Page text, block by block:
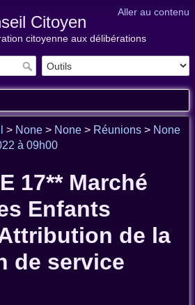
Aller au contenu
Citoyen
citoyenne aux délibérations
> None > None > Réunions > None
à 09h00
17** Marché
Enfants
de la
de service